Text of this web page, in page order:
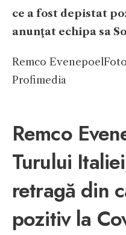
ce a fost depistat
anunţat echipa sa
Remco Evenepoel
Profimedia
Remco
Turului
retragă din
pozitiv la